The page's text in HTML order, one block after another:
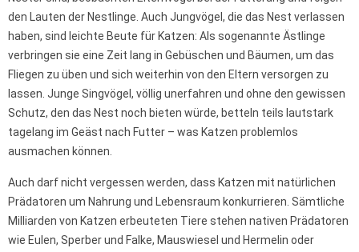
den Lauten der Nestlinge. Auch Jungvögel, die das Nest verlassen
haben, sind leichte Beute für Katzen: Als sogenannte Ästlinge
verbringen sie eine Zeit lang in Gebüschen und Bäumen, um das
Fliegen zu üben und sich weiterhin von den Eltern versorgen zu
lassen. Junge Singvögel, völlig unerfahren und ohne den gewissen
Schutz, den das Nest noch bieten würde, betteln teils lautstark
tagelang im Geäst nach Futter – was Katzen problemlos
ausmachen können.
Auch darf nicht vergessen werden, dass Katzen mit natürlichen
Prädatoren um Nahrung und Lebensraum konkurrieren. Sämtliche
Milliarden von Katzen erbeuteten Tiere stehen nativen Prädatoren
wie Eulen, Sperber und Falke, Mauswiesel und Hermelin oder